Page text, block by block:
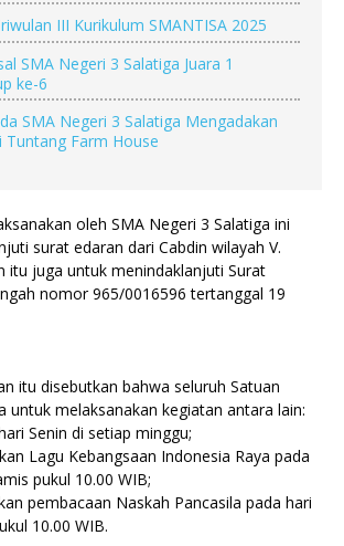
III Kurikulum SMANTISA 2025
SMA Negeri 3 Salatiga Juara 1
ke-6
SMA Negeri 3 Salatiga Mengadakan
Tuntang Farm House
oleh SMA Negeri 3 Salatiga ini
surat edaran dari Cabdin wilayah V.
itu juga untuk menindaklanjuti Surat
nomor 965/0016596 tertanggal 19
itu disebutkan bahwa seluruh Satuan
untuk melaksanakan kegiatan antara lain:
Senin di setiap minggu;
Lagu Kebangsaan Indonesia Raya pada
pukul 10.00 WIB;
pembacaan Naskah Pancasila pada hari
10.00 WIB.